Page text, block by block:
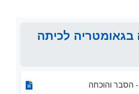
בגאומטריה לכיתה
הסבר והוכחה